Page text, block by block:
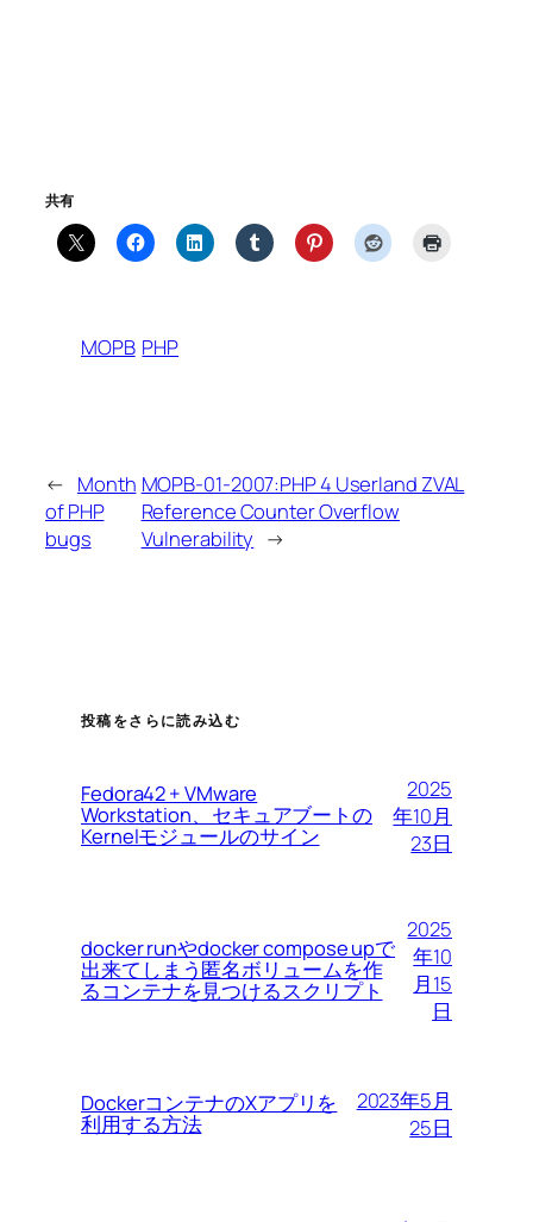
共有
MOPB PHP
← Month
of PHP
bugs
MOPB-01-2007:PHP 4 Userland ZVAL
Reference Counter Overflow
Vulnerability →
投稿をさらに読み込む
Fedora42 + VMware
Workstation、セキュアブートの
Kernelモジュールのサイン
2025
年10月
23日
docker runやdocker compose upで
出来てしまう匿名ボリュームを作
るコンテナを見つけるスクリプト
2025
年10
月15
日
DockerコンテナのXアプリを
利用する方法
2023年5月
25日